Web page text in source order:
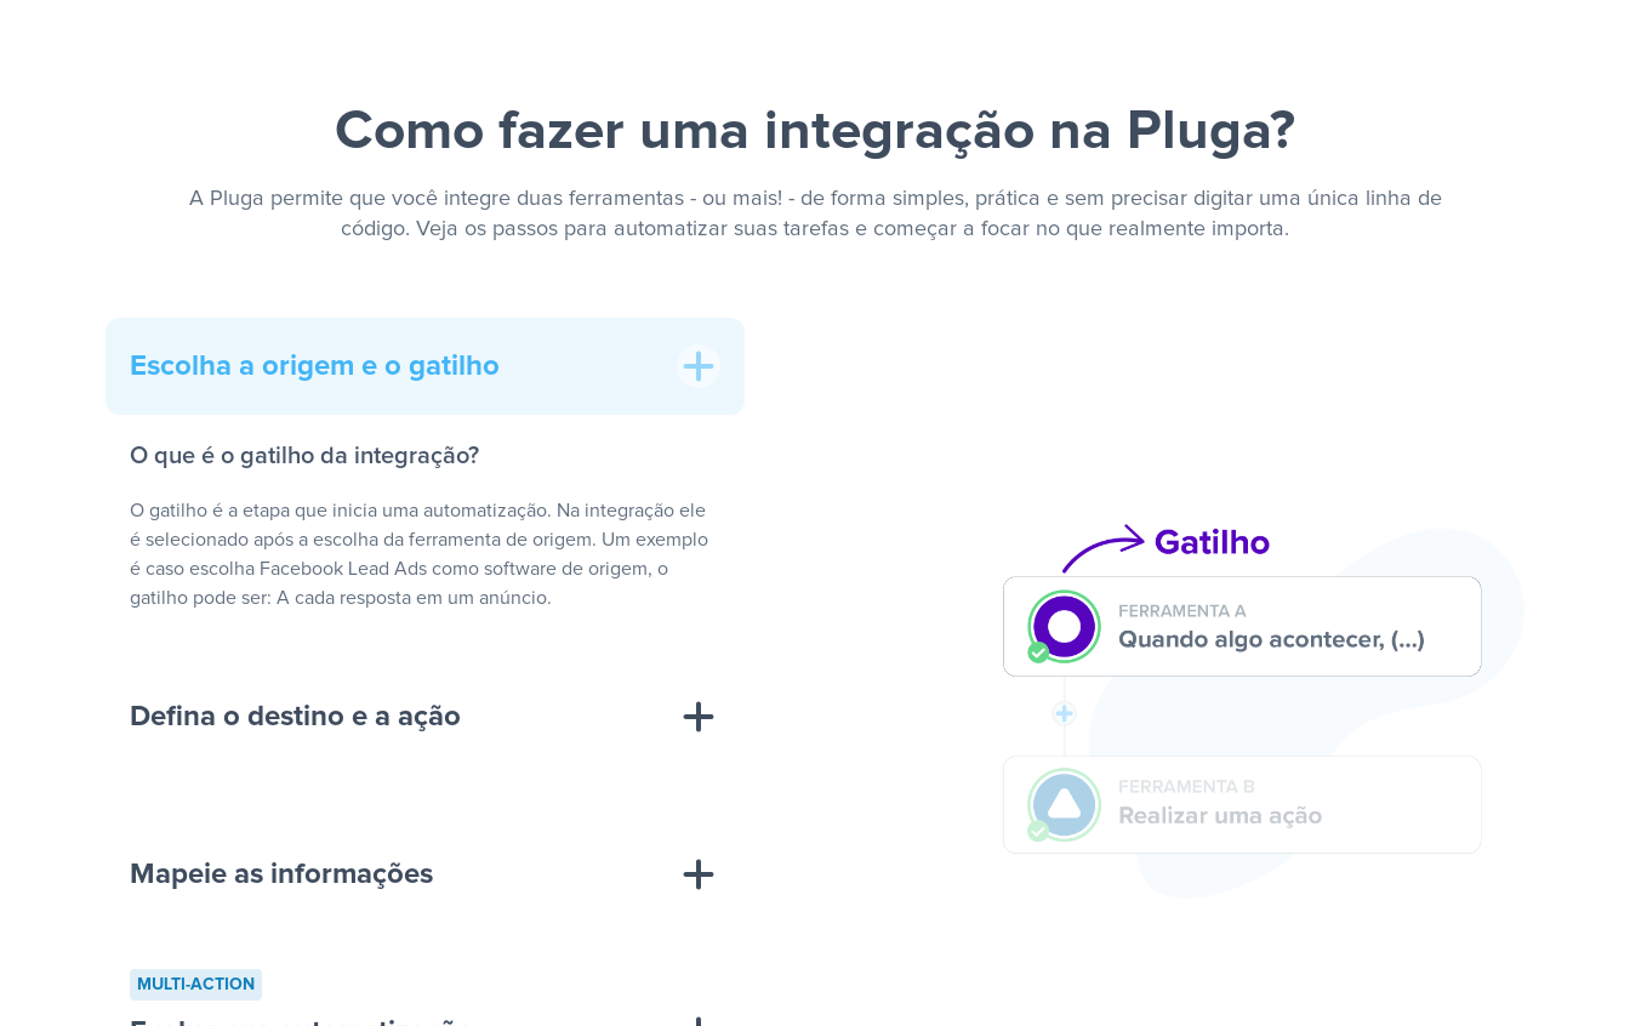
Como fazer uma integração na Pluga?
A Pluga permite que você integre duas ferramentas - ou mais! - de forma simples, prática e sem precisar digitar uma única linha de
código. Veja os passos para automatizar suas tarefas e começar a focar no que realmente importa.
Escolha a origem e o gatilho
O que é o gatilho da integração?
O gatilho é a etapa que inicia uma automatização. Na integração ele
é selecionado após a escolha da ferramenta de origem. Um exemplo
é caso escolha Facebook Lead Ads como software de origem, o
gatilho pode ser: A cada resposta em um anúncio.
Defina o destino e a ação
cada resposta em um anúncio”
“Adicionar dados em uma nova linha de uma
Mapeie as informações
MULTI-ACTION